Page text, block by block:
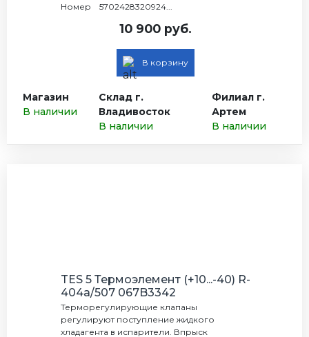
Номер 5702428320924...
10 900 руб.
В корзину
Магазин
В наличии
Склад г.
Владивосток
В наличии
Филиал г.
Артем
В наличии
TES 5 Термоэлемент (+10...-40) R-
404а/507 067B3342
Терморегулирующие клапаны
регулируют поступление жидкого
хладагента в испарители. Впрыск